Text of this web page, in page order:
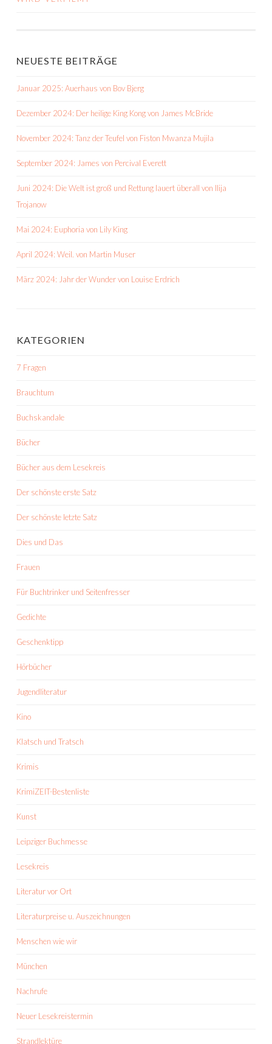
NEUESTE BEITRÄGE
Januar 2025: Auerhaus von Bov Bjerg
Dezember 2024: Der heilige King Kong von James McBride
November 2024: Tanz der Teufel von Fiston Mwanza Mujila
September 2024: James von Percival Everett
Juni 2024: Die Welt ist groß und Rettung lauert überall von Ilija
Trojanow
Mai 2024: Euphoria von Lily King
April 2024: Weil. von Martin Muser
März 2024: Jahr der Wunder von Louise Erdrich
KATEGORIEN
7 Fragen
Brauchtum
Buchskandale
Bücher
Bücher aus dem Lesekreis
Der schönste erste Satz
Der schönste letzte Satz
Dies und Das
Frauen
Für Buchtrinker und Seitenfresser
Gedichte
Geschenktipp
Hörbücher
Jugendliteratur
Kino
Klatsch und Tratsch
Krimis
KrimiZEIT-Bestenliste
Kunst
Leipziger Buchmesse
Lesekreis
Literatur vor Ort
Literaturpreise u. Auszeichnungen
Menschen wie wir
München
Nachrufe
Neuer Lesekreistermin
Strandlektüre